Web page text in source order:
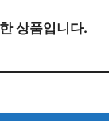
상품입니다.